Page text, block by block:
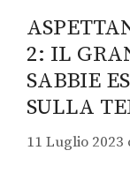
2: IL
SABBIE
SULLA
11 Luglio 2023